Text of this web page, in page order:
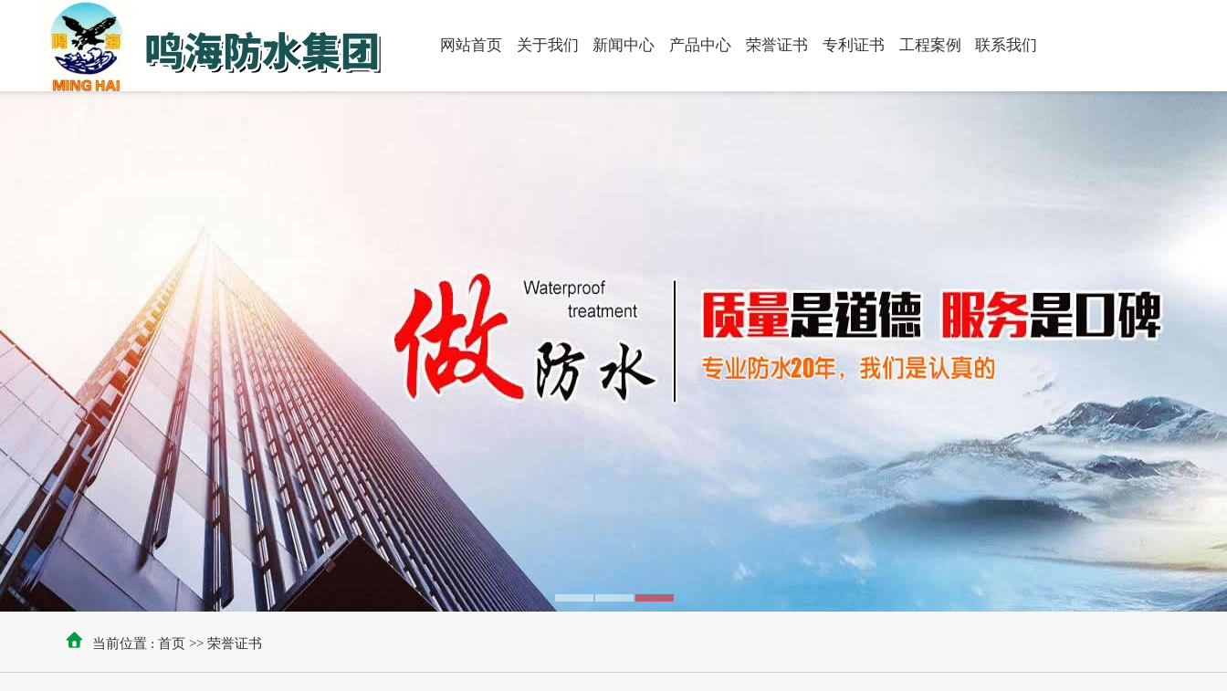
网站首页 关于我们 新闻中心 产品中心 荣誉证书 专利证书 工程案例 联系我们
当前位置 : 首页 >> 荣誉证书